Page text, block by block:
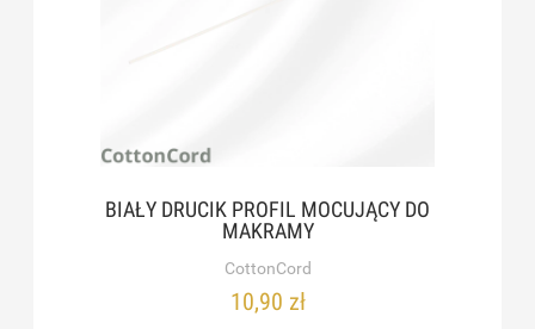
BIAŁY DRUCIK PROFIL MOCUJĄCY DO
MAKRAMY
CottonCord
10,90 zł